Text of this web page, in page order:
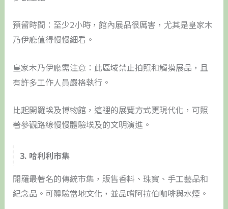
預留時間：至少2小時，館內展品很厲害，尤其是皇家木
乃伊廳值得慢慢細看。
皇家木乃伊廳需注意：此區域禁止拍照和觸摸展品，且
有許多工作人員嚴格執行。
比起開羅埃及博物館，這裡的展覽方式更現代化，可照
著參觀路線慢慢體驗埃及的文明演進。
3. 哈利利市集
開羅最著名的傳統市集，販售香料、珠寶、手工藝品和
紀念品。可體驗當地文化，並品嚐阿拉伯咖啡與水煙。